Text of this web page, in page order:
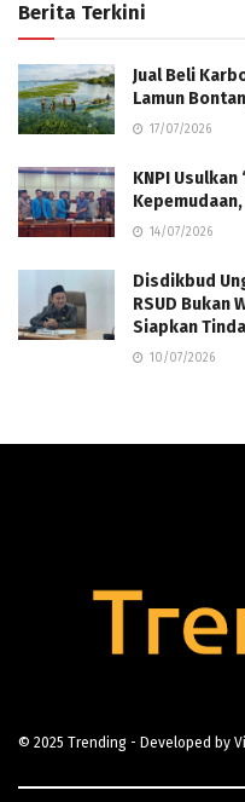
Berita Terkini
Jual Beli
Lamun
17/07/2026
KNPI Usulkan
14/07/2026
Disdikbud
RSUD Bukan
Siapkan
10/07/2026
© 2025 Trending - Developed by